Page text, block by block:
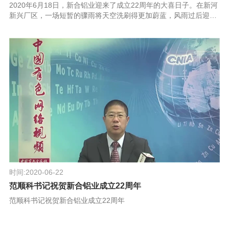
2020年6月18日，新合铝业迎来了成立22周年的大喜日子。在新河
新兴厂区，一场短暂的骤雨将天空洗刷得更加蔚蓝，风雨过后迎来
时间:2020-06-22
范顺科书记祝贺新合铝业成立22周年
范顺科书记祝贺新合铝业成立22周年